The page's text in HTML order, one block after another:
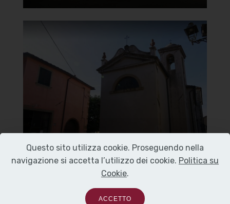
Chiesa della Madonna del
Carmine
Vista dal retro
Clicca per ingrandire
Questo sito utilizza cookie. Proseguendo nella
navigazione si accetta l’utilizzo dei cookie. Politica su
Cookie.
ACCETTO